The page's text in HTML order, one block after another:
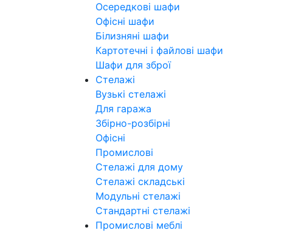
Осередкові шафи
Офісні шафи
Білизняні шафи
Картотечні і файлові шафи
Шафи для зброї
Стелажі
Вузькі стелажі
Для гаража
Збірно-розбірні
Офісні
Промислові
Стелажі для дому
Стелажі складські
Модульні стелажі
Стандартні стелажі
Промислові меблі